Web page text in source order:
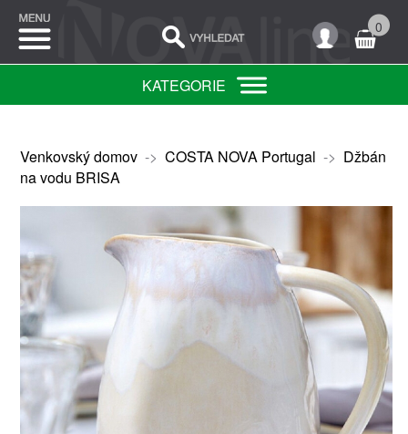
0
KATEGORIE
Venkovský domov-> COSTA NOVA Portugal -> Džbán
na vodu BRISA